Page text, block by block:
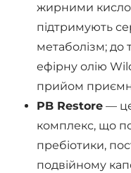
жирними
підтримують
метаболізм; до
ефірну олію
прийом
PB Restore —
комплекс, що
пребіотики,
подвійному